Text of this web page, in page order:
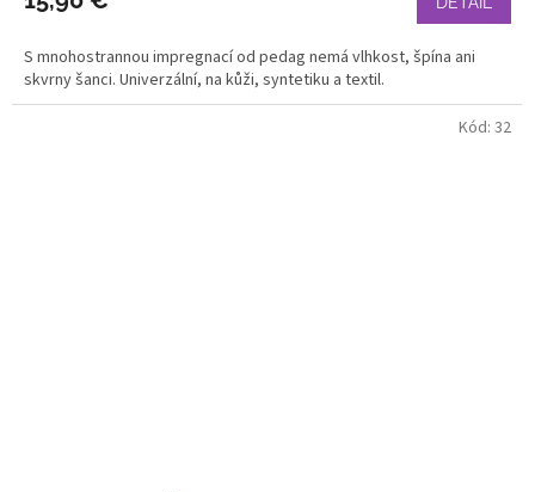
S mnohostrannou impregnací od pedag nemá vlhkost, špína ani
skvrny šanci. Univerzální, na kůži, syntetiku a textil.
Kód: 32